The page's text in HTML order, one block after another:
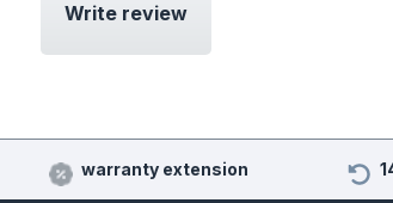
Write review
warranty extension